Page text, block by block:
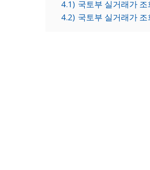
4.1) 국토부 실거래가 조
4.2) 국토부 실거래가 조